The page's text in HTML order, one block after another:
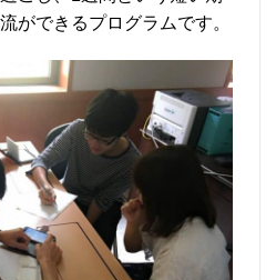
ができるプログラムです。